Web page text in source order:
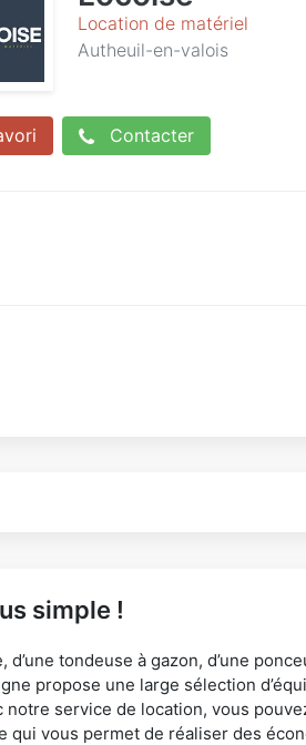
Location de matériel
Autheuil-en-valois
Contacter
simple !
tondeuse à gazon, d’une
propose une large sélection
service de location, vous
qui vous permet de réaliser des